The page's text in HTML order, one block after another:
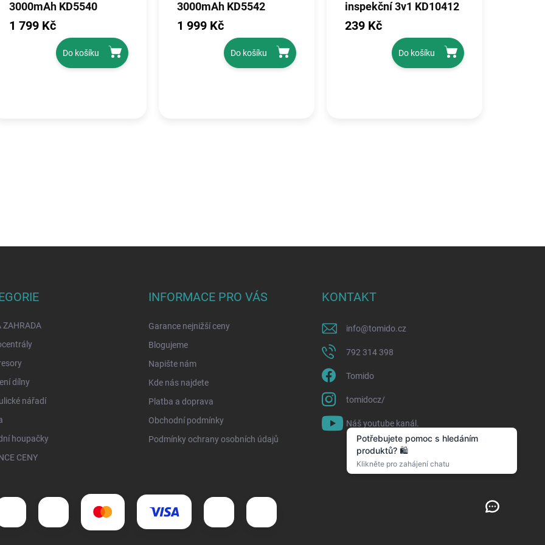
3000mAh KD5540
1 799 Kč
Do košíku
3000mAh KD5542
1 999 Kč
Do košíku
inspekční 3v1 KD10412
239 Kč
Do košíku
ZAHRADA
dílny
nářadí
houpačky
CENY
INFORMACE PRO VÁS
Garance nejnižší ceny
Blogujeme
Napište nám
Kde nás najdete
Platba a doprava
Obchodní podmínky
Podmínky ochrany osobních údajů
KONTAKT
info@tomido.cz
792 314 398
Tomido
tomidocz/
Náš youtube kanál.